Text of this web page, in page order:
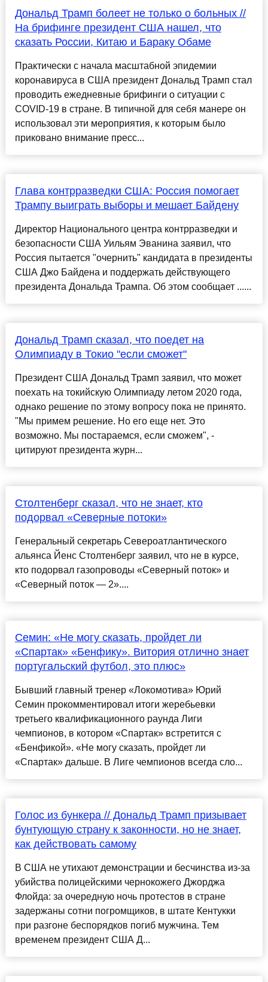
Дональд Трамп болеет не только о больных //
На брифинге президент США нашел, что
сказать России, Китаю и Бараку Обаме
Практически с начала масштабной эпидемии
коронавируса в США президент Дональд Трамп стал
проводить ежедневные брифинги о ситуации с
COVID-19 в стране. В типичной для себя манере он
использовал эти мероприятия, к которым было
приковано внимание пресс...
Глава контрразведки США: Россия помогает
Трампу выиграть выборы и мешает Байдену
Директор Национального центра контрразведки и
безопасности США Уильям Эванина заявил, что
Россия пытается "очернить" кандидата в президенты
США Джо Байдена и поддержать действующего
президента Дональда Трампа. Об этом сообщает ......
Дональд Трамп сказал, что поедет на
Олимпиаду в Токио "если сможет"
Президент США Дональд Трамп заявил, что может
поехать на токийскую Олимпиаду летом 2020 года,
однако решение по этому вопросу пока не принято.
"Мы примем решение. Но его еще нет. Это
возможно. Мы постараемся, если сможем", -
цитируют президента журн...
Столтенберг сказал, что не знает, кто
подорвал «Северные потоки»
Генеральный секретарь Североатлантического
альянса Йенс Столтенберг заявил, что не в курсе,
кто подорвал газопроводы «Северный поток» и
«Северный поток — 2»....
Семин: «Не могу сказать, пройдет ли
«Спартак» «Бенфику». Витория отлично знает
португальский футбол, это плюс»
Бывший главный тренер «Локомотива» Юрий
Семин прокомментировал итоги жеребьевки
третьего квалификационного раунда Лиги
чемпионов, в котором «Спартак» встретится с
«Бенфикой». «Не могу сказать, пройдет ли
«Спартак» дальше. В Лиге чемпионов всегда сло...
Голос из бункера // Дональд Трамп призывает
бунтующую страну к законности, но не знает,
как действовать самому
В США не утихают демонстрации и бесчинства из-за
убийства полицейскими чернокожего Джорджа
Флойда: за очередную ночь протестов в стране
задержаны сотни погромщиков, в штате Кентукки
при разгоне беспорядков погиб мужчина. Тем
временем президент США Д...